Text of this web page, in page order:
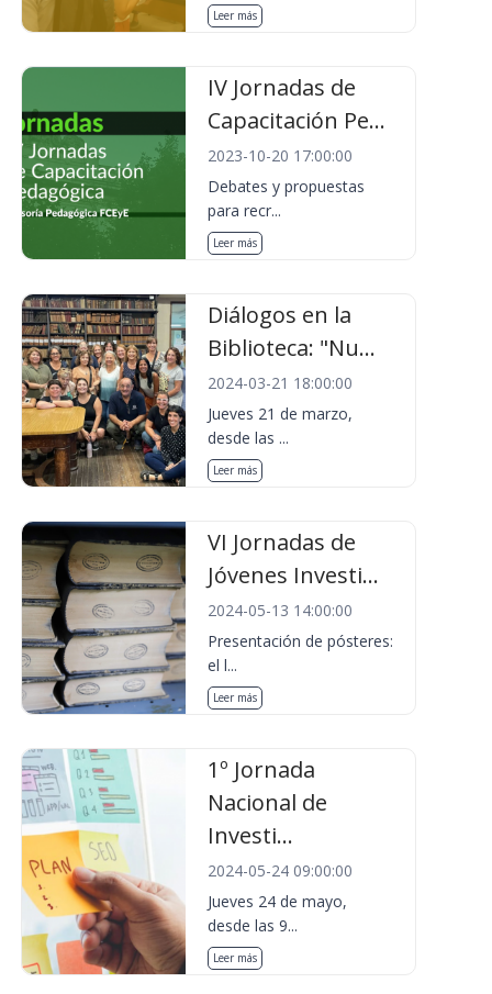
Leer más
IV Jornadas de
Capacitación Pe...
2023-10-20 17:00:00
Debates y propuestas
para recr...
Leer más
Diálogos en la
Biblioteca: "Nu...
2024-03-21 18:00:00
Jueves 21 de marzo,
desde las ...
Leer más
VI Jornadas de
Jóvenes Investi...
2024-05-13 14:00:00
Presentación de pósteres:
el l...
Leer más
1º Jornada
Nacional de
Investi...
2024-05-24 09:00:00
Jueves 24 de mayo,
desde las 9...
Leer más